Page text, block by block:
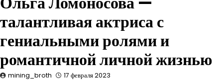
талантливая актриса с
гениальными ролями и
романтичной личной жизнью
mining_broth 17 февраля 2023